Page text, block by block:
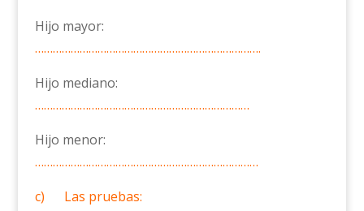
Hijo mayor:
………………………………………………………………….
Hijo mediano:
………………………………………………………………
Hijo menor:
…………………………………………………………………
c) Las pruebas: